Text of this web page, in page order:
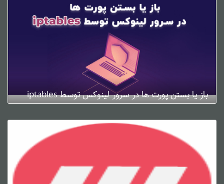
باز یا بستن پورت ها در سرور لینوکس توسط iptables